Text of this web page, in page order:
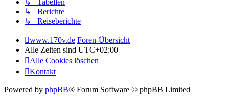
↳ Tabellen
↳ Berichte
↳ Reiseberichte
www.170v.de Foren-Übersicht
Alle Zeiten sind UTC+02:00
Alle Cookies löschen
Kontakt
Powered by phpBB® Forum Software © phpBB Limited